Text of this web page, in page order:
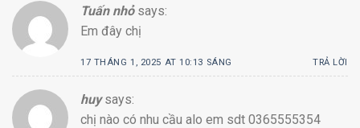
Tuấn nhỏ says:
Em đây chị
17 THÁNG 1, 2025 AT 10:13 SÁNG TRẢ LỜI
huy says:
chị nào có nhu cầu alo em sdt 0365555354